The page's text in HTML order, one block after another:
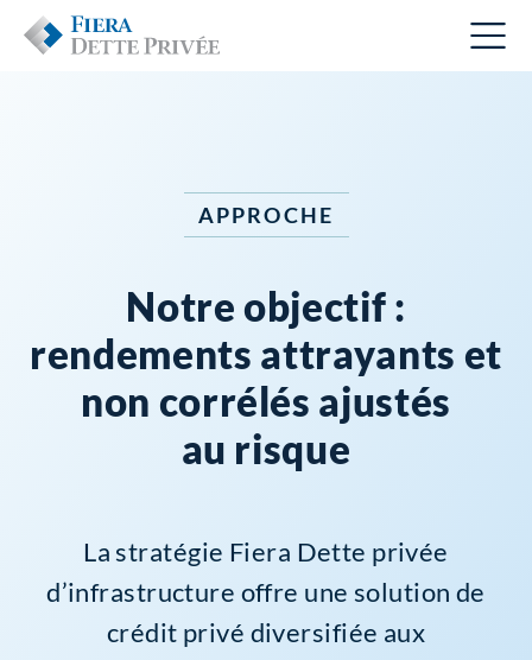
APPROCHE
Notre objectif :
rendements attrayants et
non corrélés ajustés
au risque
La stratégie Fiera Dette privée
d’infrastructure offre une solution de
crédit privé diversifiée aux